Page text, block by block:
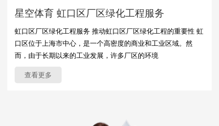
星空体育 虹口区厂区绿化工程服务
虹口区厂区绿化工程服务 推动虹口区厂区绿化工程的重要性 虹
口区位于上海市中心，是一个高密度的商业和工业区域。然
而，由于长期以来的工业发展，许多厂区的环境
查看更多